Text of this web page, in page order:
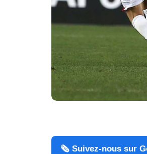
🗞️ Suivez-nous sur